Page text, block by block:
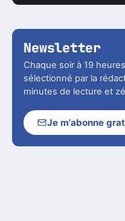
Newsletter
Chaque soir à 19
sélectionné par la
minutes de lecture et
Je m'abonne